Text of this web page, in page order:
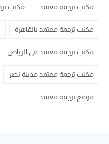
مكتب ترجمة معتمد مكتب
مكتب ترجمة معتمد بالقاهرة
مكتب ترجمة معتمد في الرياض
مكتب ترجمة معتمد مدينة نصر
موقع ترجمة معتمد